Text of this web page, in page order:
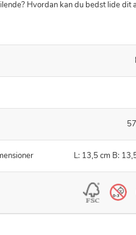
Hvordan kan du bedst lide dit
L: 13,5 cm B: